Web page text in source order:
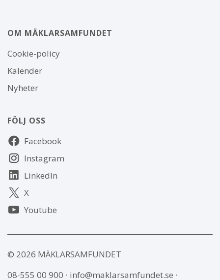
OM MÄKLARSAMFUNDET
Om
webbplatsen
Cookie-policy
Kalender
Nyheter
FÖLJ OSS
Följ
oss Facebook
Instagram
LinkedIn
X
Youtube
© 2026 MÄKLARSAMFUNDET
08-555 00 900 ∙ info@maklarsamfundet.se ∙